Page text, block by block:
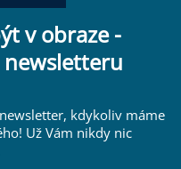
v obraze -
kdykoliv máme
Už Vám nikdy nic